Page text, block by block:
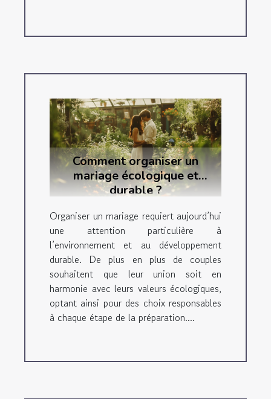
Comment organiser un
mariage écologique et
durable ?
Organiser un mariage requiert aujourd’hui
une attention particulière à
l’environnement et au développement
durable. De plus en plus de couples
souhaitent que leur union soit en
harmonie avec leurs valeurs écologiques,
optant ainsi pour des choix responsables
à chaque étape de la préparation....